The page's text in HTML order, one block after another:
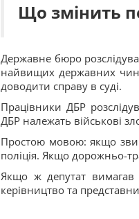
Що змінить
Державне бюро
найвищих державних
доводити справу в суді.
Працівники ДБР
ДБР належать військові
Простою мовою: якщо
поліція. Якщо дорожньо-
Якщо ж депутат вимагав
керівництво та